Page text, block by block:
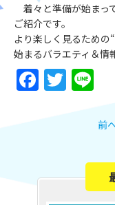
着々と準備が始まっ
ご紹介です。
より楽しく見るための
始まるバラエティ＆情
前